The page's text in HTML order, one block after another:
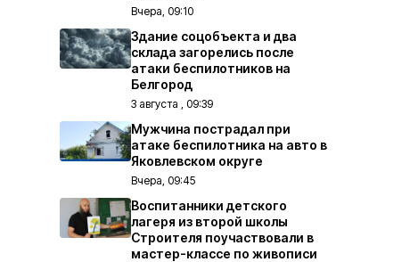
Вчера, 09:10
Здание соцобъекта и два
склада загорелись после
атаки беспилотников на
Белгород
3 августа , 09:39
Мужчина пострадал при
атаке беспилотника на авто в
Яковлевском округе
Вчера, 09:45
Воспитанники детского
лагеря из второй школы
Строителя поучаствовали в
мастер-классе по живописи